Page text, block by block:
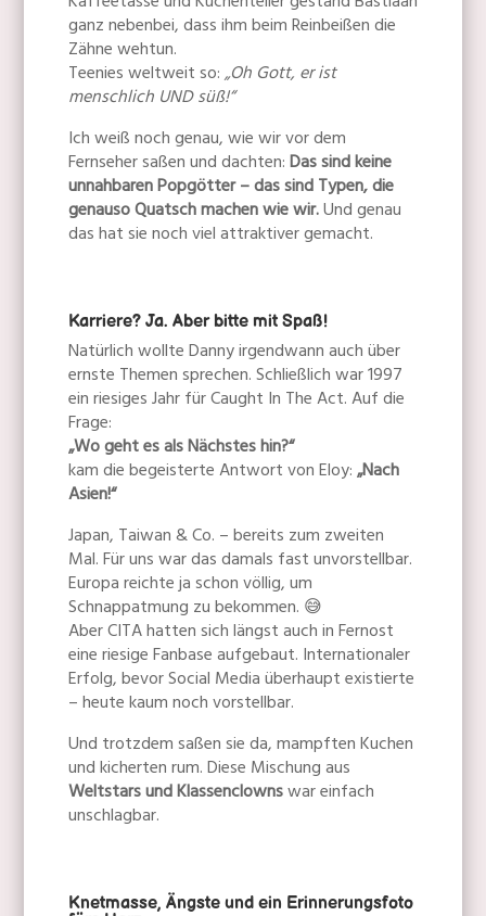
ganz nebenbei, dass ihm beim Reinbeißen die
Zähne wehtun.
Teenies weltweit so:„Oh Gott, er ist
menschlich UND süß!“
Ich weiß noch genau, wie wir vor dem
Fernseher saßen und dachten:Das sind keine
unnahbaren Popgötter – das sind Typen, die
genauso Quatsch machen wie wir.Und genau
das hat sie noch viel attraktiver gemacht.
Karriere? Ja. Aber bitte mit Spaß!
Natürlich wollte Danny irgendwann auch über
ernste Themen sprechen. Schließlich war 1997
ein riesiges Jahr für Caught In The Act. Auf die
Frage:
„Wo geht es als Nächstes hin?“
kam die begeisterte Antwort von Eloy:„Nach
Asien!“
Japan, Taiwan & Co. – bereits zum zweiten
Mal. Für uns war das damals fast unvorstellbar.
Europa reichte ja schon völlig, um
Schnappatmung zu bekommen. 😅
Aber CITA hatten sich längst auch in Fernost
eine riesige Fanbase aufgebaut. Internationaler
Erfolg, bevor Social Media überhaupt existierte
– heute kaum noch vorstellbar.
Und trotzdem saßen sie da, mampften Kuchen
und kicherten rum. Diese Mischung aus
Weltstars und Klassenclownswar einfach
unschlagbar.
Knetmasse, Ängste und ein Erinnerungsfoto